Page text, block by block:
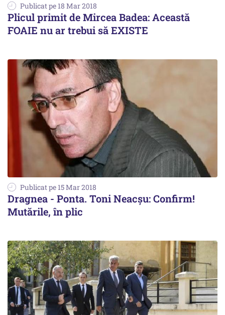
Publicat pe 18 Mar 2018
Plicul primit de Mircea Badea: Această
FOAIE nu ar trebui să EXISTE
Publicat pe 15 Mar 2018
Dragnea - Ponta. Toni Neacșu: Confirm!
Mutările, în plic